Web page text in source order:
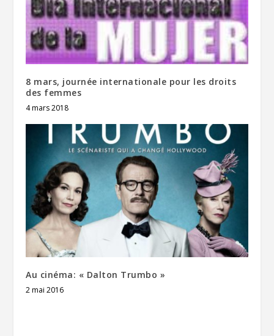
8 mars, journée internationale pour les droits
des femmes
4 mars 2018
Au cinéma: « Dalton Trumbo »
2 mai 2016